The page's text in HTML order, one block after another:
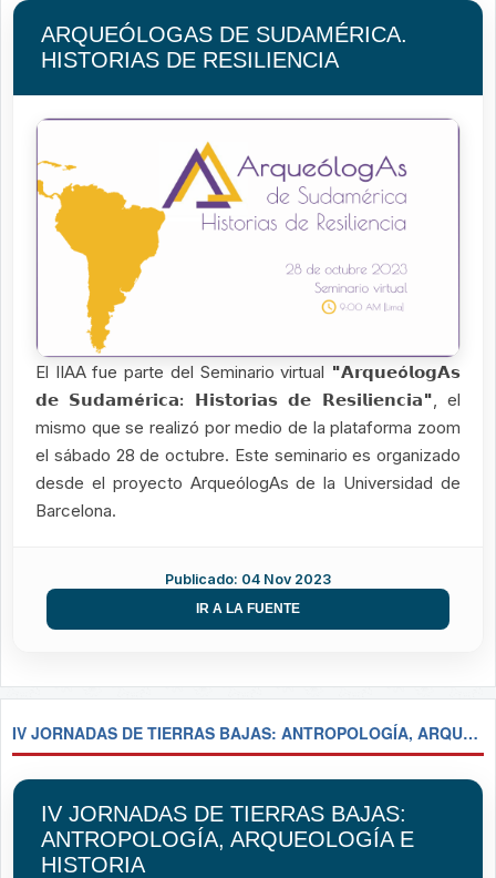
ARQUEÓLOGAS DE SUDAMÉRICA.
HISTORIAS DE RESILIENCIA
El IIAA fue parte del Seminario virtual "𝗔𝗿𝗾𝘂𝗲ó𝗹𝗼𝗴𝗔𝘀
𝗱𝗲 𝗦𝘂𝗱𝗮𝗺é𝗿𝗶𝗰𝗮: 𝗛𝗶𝘀𝘁𝗼𝗿𝗶𝗮𝘀 𝗱𝗲 𝗥𝗲𝘀𝗶𝗹𝗶𝗲𝗻𝗰𝗶𝗮" , el
mismo que se realizó por medio de la plataforma zoom
el sábado 28 de octubre. Este seminario es organizado
desde el proyecto ArqueólogAs de la Universidad de
Barcelona.
Publicado: 04 Nov 2023
IR A LA FUENTE
IV JORNADAS DE TIERRAS BAJAS: ANTROPOLOGÍA, ARQUEOLOGÍA E HISTORIA
IV JORNADAS DE TIERRAS BAJAS:
ANTROPOLOGÍA, ARQUEOLOGÍA E
HISTORIA